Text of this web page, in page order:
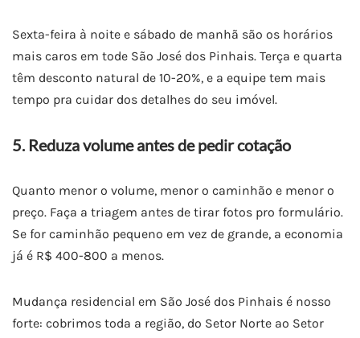
Sexta-feira à noite e sábado de manhã são os horários
mais caros em tode São José dos Pinhais. Terça e quarta
têm desconto natural de 10-20%, e a equipe tem mais
tempo pra cuidar dos detalhes do seu imóvel.
5. Reduza volume antes de pedir cotação
Quanto menor o volume, menor o caminhão e menor o
preço. Faça a triagem antes de tirar fotos pro formulário.
Se for caminhão pequeno em vez de grande, a economia
já é R$ 400-800 a menos.
Mudança residencial em São José dos Pinhais é nosso
forte: cobrimos toda a região, do Setor Norte ao Setor